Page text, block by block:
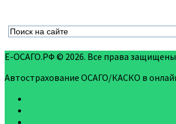
Е-ОСАГО.РФ © 2026. Все права
Автострахование ОСАГО/КАСКО в